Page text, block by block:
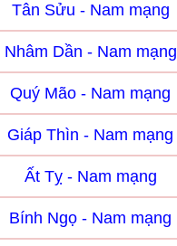
Tân Sửu - Nam mạng
Nhâm Dần - Nam mạng
Quý Mão - Nam mạng
Giáp Thìn - Nam mạng
Ất Tỵ - Nam mạng
Bính Ngọ - Nam mạng